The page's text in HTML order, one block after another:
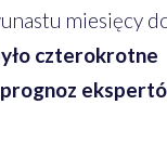
miesięcy
czterokrotne